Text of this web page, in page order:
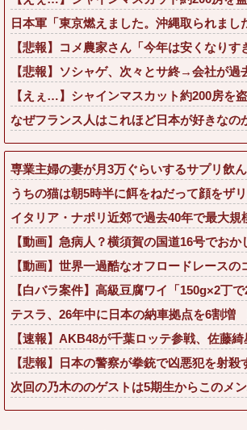
日本軍「東京燃えました。沖縄取られまし
【悲報】コメ農家さん「今年は安くなりす
【悲報】ソシャゲ、次々とサ終→会社が過
【えぇ…】シャインマスカット約200房を
なぜフランス人はこれほど日本が好きな
専業主婦の妻が月3万ぐらいするサプリ飲
うちの猫は朝5時半に餌をねだって顔をザ
イタリア・ナポリ近郊で過去40年で最大規
【動画】急病人？横須賀の国道16号でおか
【動画】世界一過酷なオフロードレースの
【白バラ案件】高級豆腐ワイ「150g×2丁で
テスラ、26年中に日本の納車拠点を6割増
【速報】AKB48が千葉ロッテ参戦、佐藤
【悲報】日本の警察が拳銃で凶悪犯を射殺
次回の乃木ののゲストは5期生からこのメ